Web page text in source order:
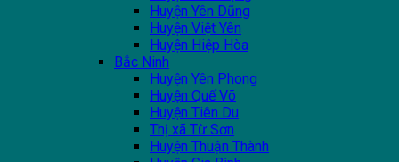
Huyện Yên Dũng
Huyện Việt Yên
Huyện Hiệp Hòa
Bắc Ninh
Huyện Yên Phong
Huyện Quế Võ
Huyện Tiên Du
Thị xã Từ Sơn
Huyện Thuận Thành